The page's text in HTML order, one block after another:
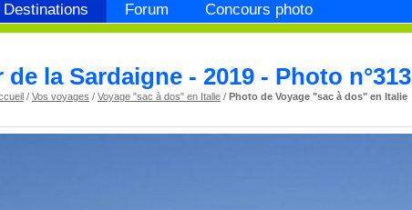
Destinations Forum Concours photo
de la Sardaigne - 2019 - Photo n°313
/ Vos voyages / Voyage "sac à dos" en Italie/ Photo de Voyage "sac à dos" en Italie